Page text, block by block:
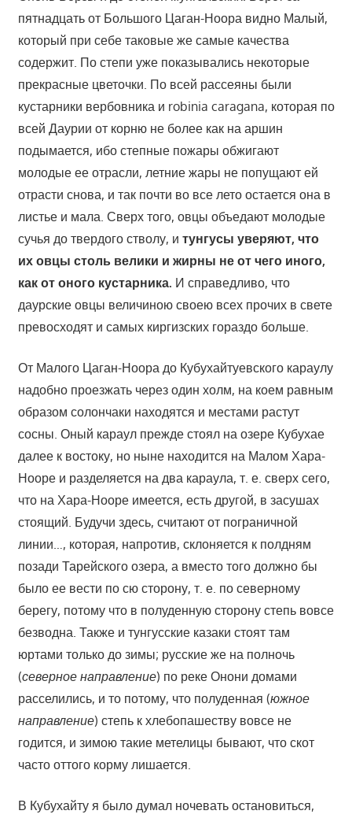
пятнадцать от Большого Цаган-Ноора видно Малый,
который при себе таковые же самые качества
содержит. По степи уже показывались некоторые
прекрасные цветочки. По всей рассеяны были
кустарники вербовника и robinia caragana, которая по
всей Даурии от корню не более как на аршин
подымается, ибо степные пожары обжигают
молодые ее отрасли, летние жары не попущают ей
отрасти снова, и так почти во все лето остается она в
листье и мала. Сверх того, овцы объедают молодые
сучья до твердого стволу, и тунгусы уверяют, что
их овцы столь велики и жирны не от чего иного,
как от оного кустарника. И справедливо, что
даурские овцы величиною своею всех прочих в свете
превосходят и самых киргизских гораздо больше.
От Малого Цаган-Ноора до Кубухайтуевского караулу
надобно проезжать через один холм, на коем равным
образом солончаки находятся и местами растут
сосны. Оный караул прежде стоял на озере Кубухае
далее к востоку, но ныне находится на Малом Хара-
Нооре и разделяется на два караула, т. е. сверх сего,
что на Хара-Нооре имеется, есть другой, в засушах
стоящий. Будучи здесь, считают от пограничной
линии…, которая, напротив, склоняется к полдням
позади Тарейского озера, а вместо того должно бы
было ее вести по сю сторону, т. е. по северному
берегу, потому что в полуденную сторону степь вовсе
безводна. Также и тунгусские казаки стоят там
юртами только до зимы; русские же на полночь
(северное направление) по реке Онони домами
расселились, и то потому, что полуденная (южное
направление) степь к хлебопашеству вовсе не
годится, и зимою такие метелицы бывают, что скот
часто оттого корму лишается.
В Кубухайту я было думал ночевать остановиться,